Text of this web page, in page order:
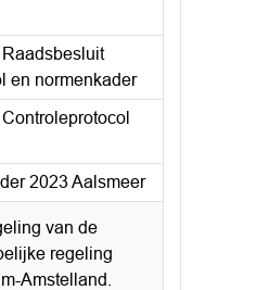
en normenkader
2023 Aalsmeer
van de
regeling
Amstelland.